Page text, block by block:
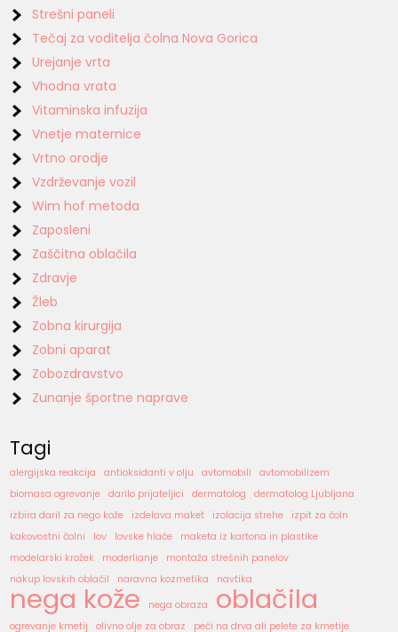
Strešni paneli
Tečaj za voditelja čolna Nova Gorica
Urejanje vrta
Vhodna vrata
Vitaminska infuzija
Vnetje maternice
Vrtno orodje
Vzdrževanje vozil
Wim hof metoda
Zaposleni
Zaščitna oblačila
Zdravje
Žleb
Zobna kirurgija
Zobni aparat
Zobozdravstvo
Zunanje športne naprave
Tagi
alergijska reakcija antioksidanti v olju avtomobili
avtomobilizem
biomasa ogrevanje
darilo prijateljici dermatolog
dermatolog Ljubljana
izbira daril za nego kože
izdelava maket izolacija strehe
izpit za čoln
kakovostni čolni
lov lovske hlače
maketa iz kartona in plastike
modelarski krožek
moderlianje
montaža strešnih panelov
nakup lovskih oblačil
naravna kozmetika navtika
nega kože nega obraza oblačila
ogrevanje kmetij olivno olje za obraz peči na drva ali pelete za kmetije